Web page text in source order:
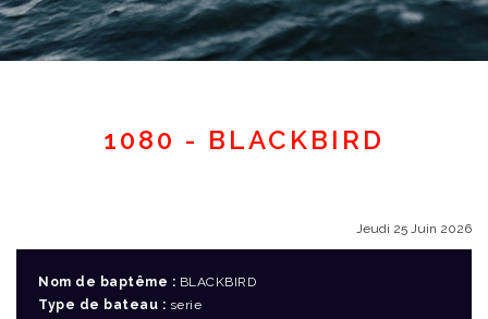
1080 - BLACKBIRD
Jeudi 25 Juin 2026
Nom de baptême : BLACKBIRD
Type de bateau : serie